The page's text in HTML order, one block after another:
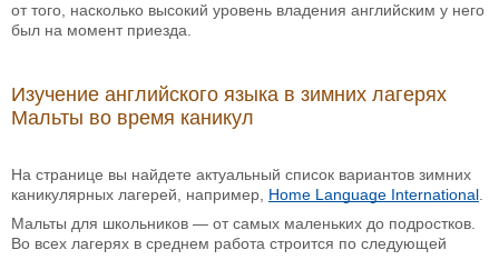
от того, насколько высокий уровень владения английским у него
был на момент приезда.
Изучение английского языка в зимних лагерях
Мальты во время каникул
На странице вы найдете актуальный список вариантов зимних
каникулярных лагерей, например, Home Language International
Мальты для школьников — от самых маленьких до подростков.
Во всех лагерях в среднем работа строится по следующей